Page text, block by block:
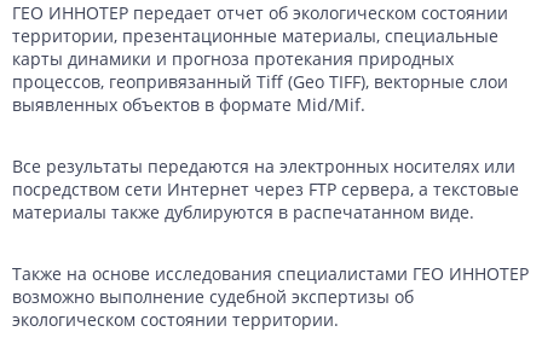
ГЕО ИННОТЕР передает отчет об экологическом состоянии
территории, презентационные материалы, специальные
карты динамики и прогноза протекания природных
процессов, геопривязанный Tiff (Geo TIFF), векторные слои
выявленных объектов в формате Mid/Mif.
Все результаты передаются на электронных носителях или
посредством сети Интернет через FTP сервера, а текстовые
материалы также дублируются в распечатанном виде.
Также на основе исследования специалистами ГЕО ИННОТЕР
возможно выполнение судебной экспертизы об
экологическом состоянии территории.